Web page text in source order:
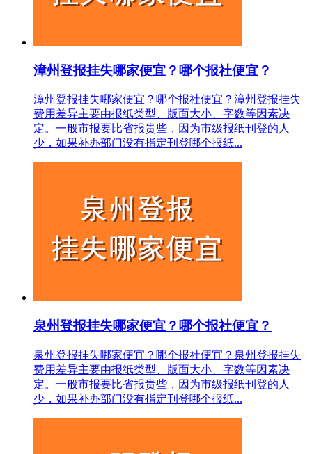
漳州登报挂失哪家便宜？哪个报社便宜？
漳州登报挂失哪家便宜？哪个报社便宜？漳州登报挂失
费用差异主要由报纸类型、版面大小、字数等因素决
定。一般市报要比省报贵些，因为市级报纸刊登的人
少，如果补办部门没有指定刊登哪个报纸...
泉州登报挂失哪家便宜？哪个报社便宜？
泉州登报挂失哪家便宜？哪个报社便宜？泉州登报挂失
费用差异主要由报纸类型、版面大小、字数等因素决
定。一般市报要比省报贵些，因为市级报纸刊登的人
少，如果补办部门没有指定刊登哪个报纸...